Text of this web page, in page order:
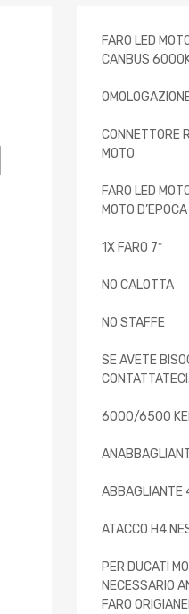
FARO LED
CANBUS
CONNETTORE
MOTO
FARO LED
MOTO
1X FARO 7″
NO CALOTTA
NO STAFFE
SE AVETE
CONTATTATECI.
6000/6500
ABBAGLIANTE
ATACCO H4
PER DUCATI
NECESSARIO
FARO